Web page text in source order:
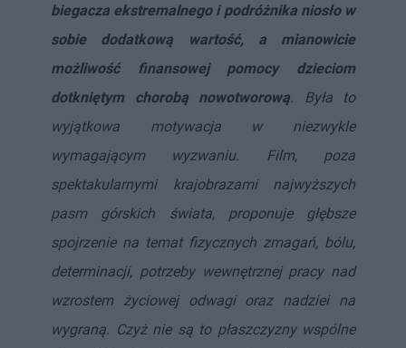
biegacza ekstremalnego i podróżnika niosło w
sobie dodatkową wartość, a mianowicie
możliwość finansowej pomocy dzieciom
dotkniętym chorobą nowotworową. Była to
wyjątkowa motywacja w niezwykle
wymagającym wyzwaniu. Film, poza
spektakularnymi krajobrazami najwyższych
pasm górskich świata, proponuje głębsze
spojrzenie na temat fizycznych zmagań, bólu,
determinacji, potrzeby wewnętrznej pracy nad
wzrostem życiowej odwagi oraz nadziei na
wygraną. Czyż nie są to płaszczyzny wspólne